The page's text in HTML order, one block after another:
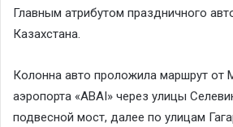
Главным атрибутом праздничного
Казахстана.
Колонна авто проложила маршрут от
аэропорта «ABAI» через улицы
подвесной мост, далее по улицам